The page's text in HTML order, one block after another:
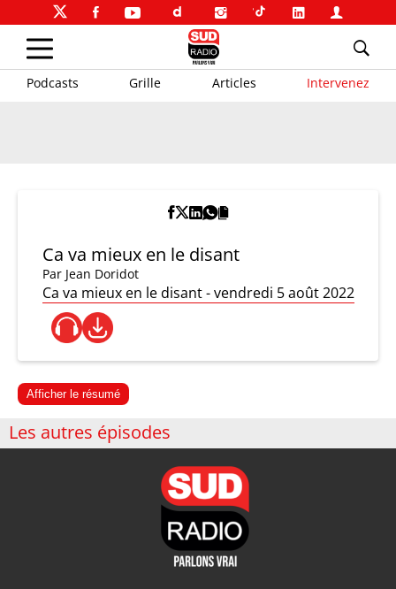
Podcasts Grille Articles Intervenez
Ca va mieux en le disant
Par Jean Doridot
Ca va mieux en le disant - vendredi 5 août 2022
Afficher le résumé
Les autres épisodes